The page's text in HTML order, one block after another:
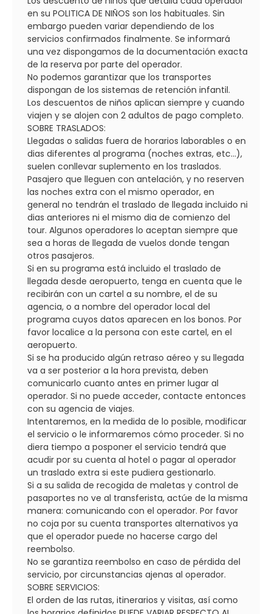
en su POLITICA DE NIÑOS son los habituales. Sin
embargo pueden variar dependiendo de los
servicios confirmados finalmente. Se informará
una vez dispongamos de la documentación exacta
de la reserva por parte del operador.
No podemos garantizar que los transportes
dispongan de los sistemas de retención infantil.
Los descuentos de niños aplican siempre y cuando
viajen y se alojen con 2 adultos de pago completo.
SOBRE TRASLADOS:
Llegadas o salidas fuera de horarios laborables o en
dias diferentes al programa (noches extras, etc...),
suelen conllevar suplemento en los traslados.
Pasajero que lleguen con antelación, y no reserven
las noches extra con el mismo operador, en
general no tendrán el traslado de llegada incluido ni
dias anteriores ni el mismo dia de comienzo del
tour. Algunos operadores lo aceptan siempre que
sea a horas de llegada de vuelos donde tengan
otros pasajeros.
Si en su programa está incluido el traslado de
llegada desde aeropuerto, tenga en cuenta que le
recibirán con un cartel a su nombre, el de su
agencia, o a nombre del operador local del
programa cuyos datos aparecen en los bonos. Por
favor localice a la persona con este cartel, en el
aeropuerto.
Si se ha producido algún retraso aéreo y su llegada
va a ser posterior a la hora prevista, deben
comunicarlo cuanto antes en primer lugar al
operador. Si no puede acceder, contacte entonces
con su agencia de viajes.
Intentaremos, en la medida de lo posible, modificar
el servicio o le informaremos cómo proceder. Si no
diera tiempo a posponer el servicio tendrá que
acudir por su cuenta al hotel o pagar al operador
un traslado extra si este pudiera gestionarlo.
Si a su salida de recogida de maletas y control de
pasaportes no ve al transferista, actúe de la misma
manera: comunicando con el operador. Por favor
no coja por su cuenta transportes alternativos ya
que el operador puede no hacerse cargo del
reembolso.
No se garantiza reembolso en caso de pérdida del
servicio, por circunstancias ajenas al operador.
SOBRE SERVICIOS:
El orden de las rutas, itinerarios y visitas, así como